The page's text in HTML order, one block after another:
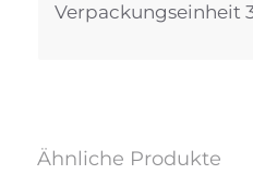
Verpackungseinheit
Ähnliche Produkte